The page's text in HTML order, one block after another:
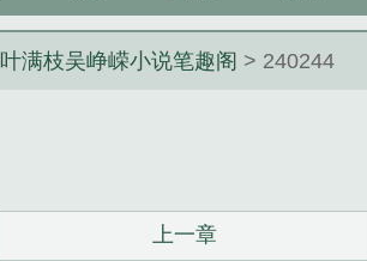
叶满枝吴峥嵘小说笔趣阁 > 240244
上一章